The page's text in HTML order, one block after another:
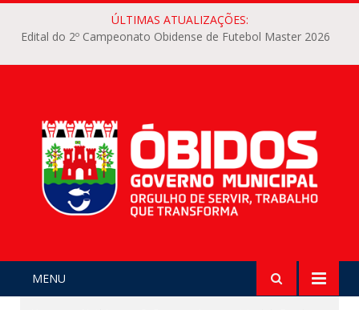
ÚLTIMAS ATUALIZAÇÕES:
Edital do 2º Campeonato Obidense de Futebol Master 2026
MENU